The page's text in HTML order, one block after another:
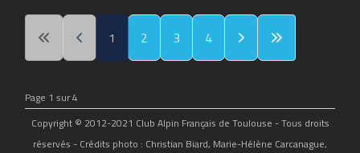
1 2 3 4
Page 1 sur 4
Copyright © 2012-2021 Club Alpin Français de Toulouse - Tous droits
réservés - Crédits photo : Christian Biard, Marie-Hélène Carcanague,